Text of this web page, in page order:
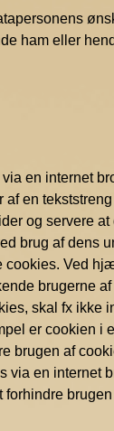
ham eller
en internet
en
og servere
brug af dens
Ved
brugerne
skal fx
er cookien
af
en internet